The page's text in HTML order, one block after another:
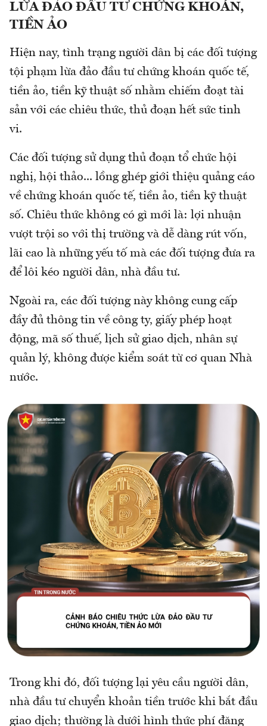
LỪA ĐẢO ĐẦU TƯ CHỨNG KHOÁN,
TIỀN ẢO
Hiện nay, tình trạng người dân bị các đối tượng
tội phạm lừa đảo đầu tư chứng khoán quốc tế,
tiền ảo, tiền kỹ thuật số nhằm chiếm đoạt tài
sản với các chiêu thức, thủ đoạn hết sức tinh
vi.
Các đối tượng sử dụng thủ đoạn tổ chức hội
nghị, hội thảo... lồng ghép giới thiệu quảng cáo
về chứng khoán quốc tế, tiền ảo, tiền kỹ thuật
số. Chiêu thức không có gì mới là: lợi nhuận
vượt trội so với thị trường và dễ dàng rút vốn,
lãi cao là những yếu tố mà các đối tượng đưa ra
để lôi kéo người dân, nhà đầu tư.
Ngoài ra, các đối tượng này không cung cấp
đầy đủ thông tin về công ty, giấy phép hoạt
động, mã số thuế, lịch sử giao dịch, nhân sự
quản lý, không được kiểm soát từ cơ quan Nhà
nước.
Trong khi đó, đối tượng lại yêu cầu người dân,
nhà đầu tư chuyển khoản tiền trước khi bắt đầu
giao dịch; thường là dưới hình thức phí đăng